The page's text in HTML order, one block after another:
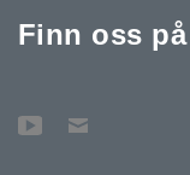
Finn oss på